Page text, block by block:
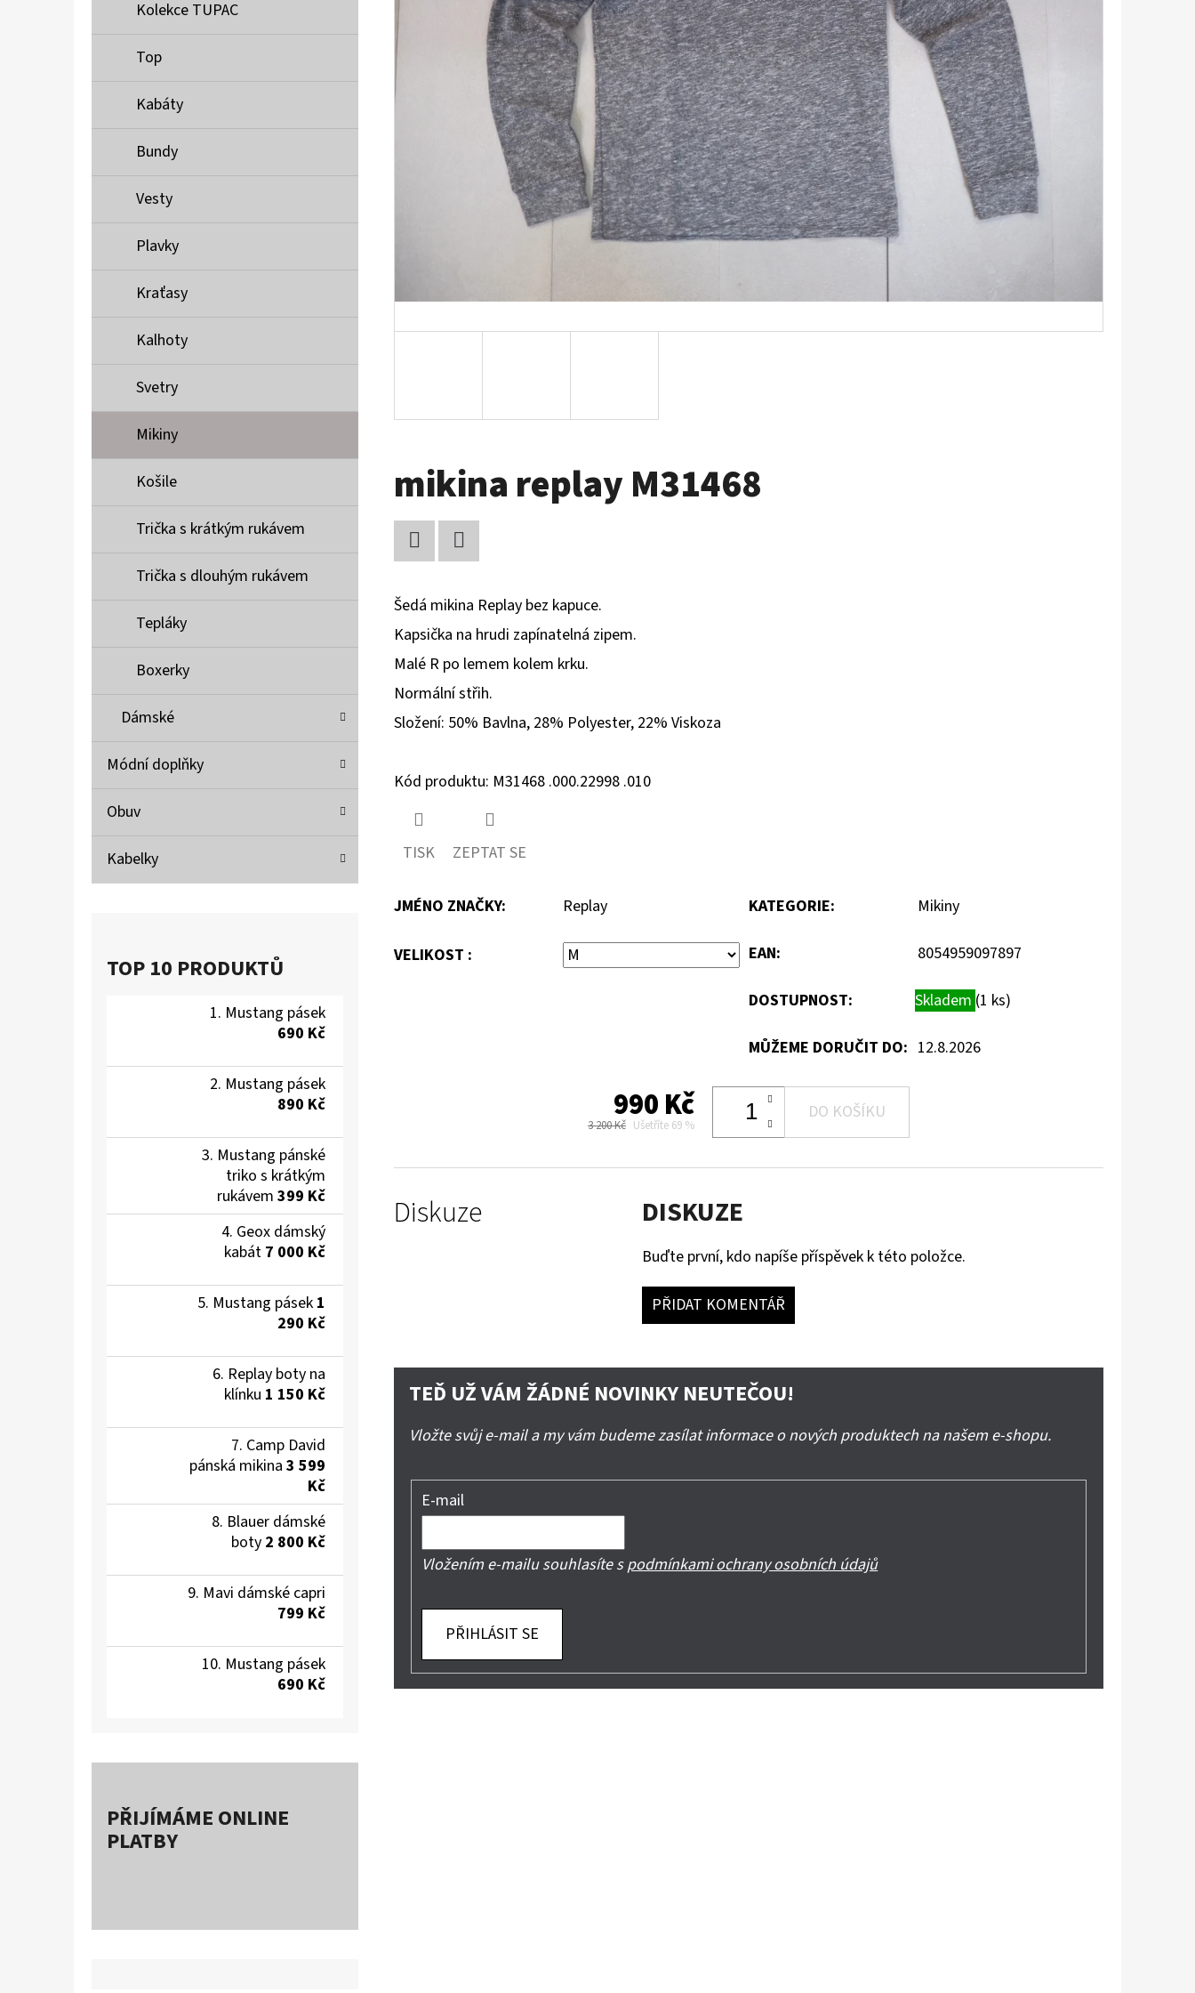
Kolekce TUPAC
Top
Kabáty
Bundy
Vesty
Plavky
Kraťasy
Kalhoty
Svetry
Mikiny
Košile
Trička s krátkým rukávem
Trička s dlouhým rukávem
Tepláky
Boxerky
Dámské
Módní doplňky
Obuv
Kabelky
TOP 10 PRODUKTŮ
Mustang pásek
690 Kč
Mustang pásek
890 Kč
Mustang pánské
triko s krátkým
rukávem 399 Kč
Geox dámský
kabát 7 000 Kč
Mustang pásek 1
290 Kč
Replay boty na
klínku 1 150 Kč
Camp David
pánská mikina 3 599
Kč
Blauer dámské
boty 2 800 Kč
Mavi dámské capri
799 Kč
Mustang pásek
690 Kč
PŘIJÍMÁME ONLINE
PLATBY
mikina replay M31468
Šedá mikina Replay bez kapuce.
Kapsička na hrudi zapínatelná zipem.
Malé R po lemem kolem krku.
Normální střih.
Složení: 50% Bavlna, 28% Polyester, 22% Viskoza
Kód produktu: M31468 .000.22998 .010
TISK ZEPTAT SE
JMÉNO ZNAČKY: Replay
VELIKOST :
KATEGORIE: Mikiny
EAN: 8054959097897
DOSTUPNOST: Skladem (1 ks)
MŮŽEME DORUČIT DO: 12.8.2026
990 Kč
3 200 Kč Ušetříte 69 %
DO KOŠÍKU
Diskuze DISKUZE
Buďte první, kdo napíše příspěvek k této položce.
PŘIDAT KOMENTÁŘ
TEĎ UŽ VÁM ŽÁDNÉ NOVINKY NEUTEČOU!
Vložte svůj e-mail a my vám budeme zasílat informace o nových produktech na našem e-shopu.
E-mail
Vložením e-mailu souhlasíte spodmínkami ochrany osobních údajů
PŘIHLÁSIT SE
MUSTANG PÁSEK
MUSTANG PÁSEK
MUSTANG PÁNSKÉ TRIKO S KRÁTKÝM
RUKÁVEM
399 Kč